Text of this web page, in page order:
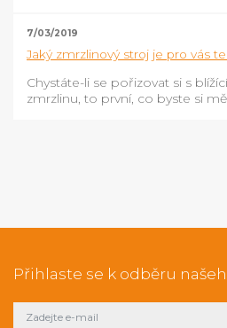
7/03/2019
Jaký zmrzlinový stroj je pro vás
Chystáte-li se pořizovat si s
zmrzlinu, to první, co byste si
Přihlaste se k odběru